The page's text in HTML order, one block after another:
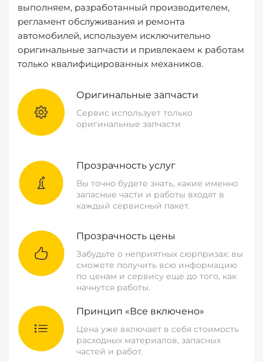
выполняем, разработанный производителем,
регламент обслуживания и ремонта
автомобилей, используем исключительно
оригинальные запчасти и привлекаем к работам
только квалифицированных механиков.
Оригинальные запчасти
Сервис использует только
оригинальные запчасти
Прозрачность услуг
Вы точно будете знать, какие именно
запасные части и работы входят в
каждый сервисный пакет.
Прозрачность цены
Забудьте о неприятных сюрпризах: вы
сможете получить всю информацию
по ценам и сервису еще до того, как
начнутся работы.
Принцип «Все включено»
Цена уже включает в себя стоимость
расходных материалов, запасных
частей и работ.